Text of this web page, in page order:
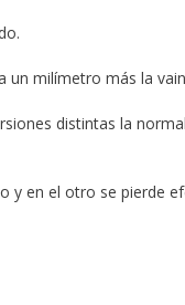
un milímetro más la
distintas la
y en el otro se pierde